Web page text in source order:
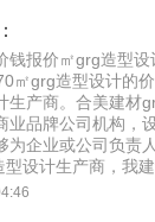
钱报价㎡grg造型
㎡grg造型设计的
生产商。合美建材
业品牌公司机构，
为企业或公司负责
设计生产商，我